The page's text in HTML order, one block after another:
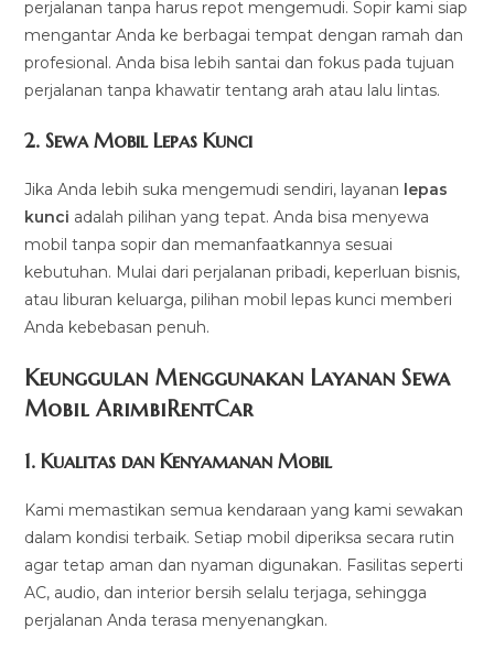
perjalanan tanpa harus repot mengemudi. Sopir kami siap
mengantar Anda ke berbagai tempat dengan ramah dan
profesional. Anda bisa lebih santai dan fokus pada tujuan
perjalanan tanpa khawatir tentang arah atau lalu lintas.
2.Sewa Mobil Lepas Kunci
Jika Anda lebih suka mengemudi sendiri, layanan lepas
kunci adalah pilihan yang tepat. Anda bisa menyewa
mobil tanpa sopir dan memanfaatkannya sesuai
kebutuhan. Mulai dari perjalanan pribadi, keperluan bisnis,
atau liburan keluarga, pilihan mobil lepas kunci memberi
Anda kebebasan penuh.
Keunggulan Menggunakan Layanan Sewa
Mobil ArimbiRentCar
1.Kualitas dan Kenyamanan Mobil
Kami memastikan semua kendaraan yang kami sewakan
dalam kondisi terbaik. Setiap mobil diperiksa secara rutin
agar tetap aman dan nyaman digunakan. Fasilitas seperti
AC, audio, dan interior bersih selalu terjaga, sehingga
perjalanan Anda terasa menyenangkan.